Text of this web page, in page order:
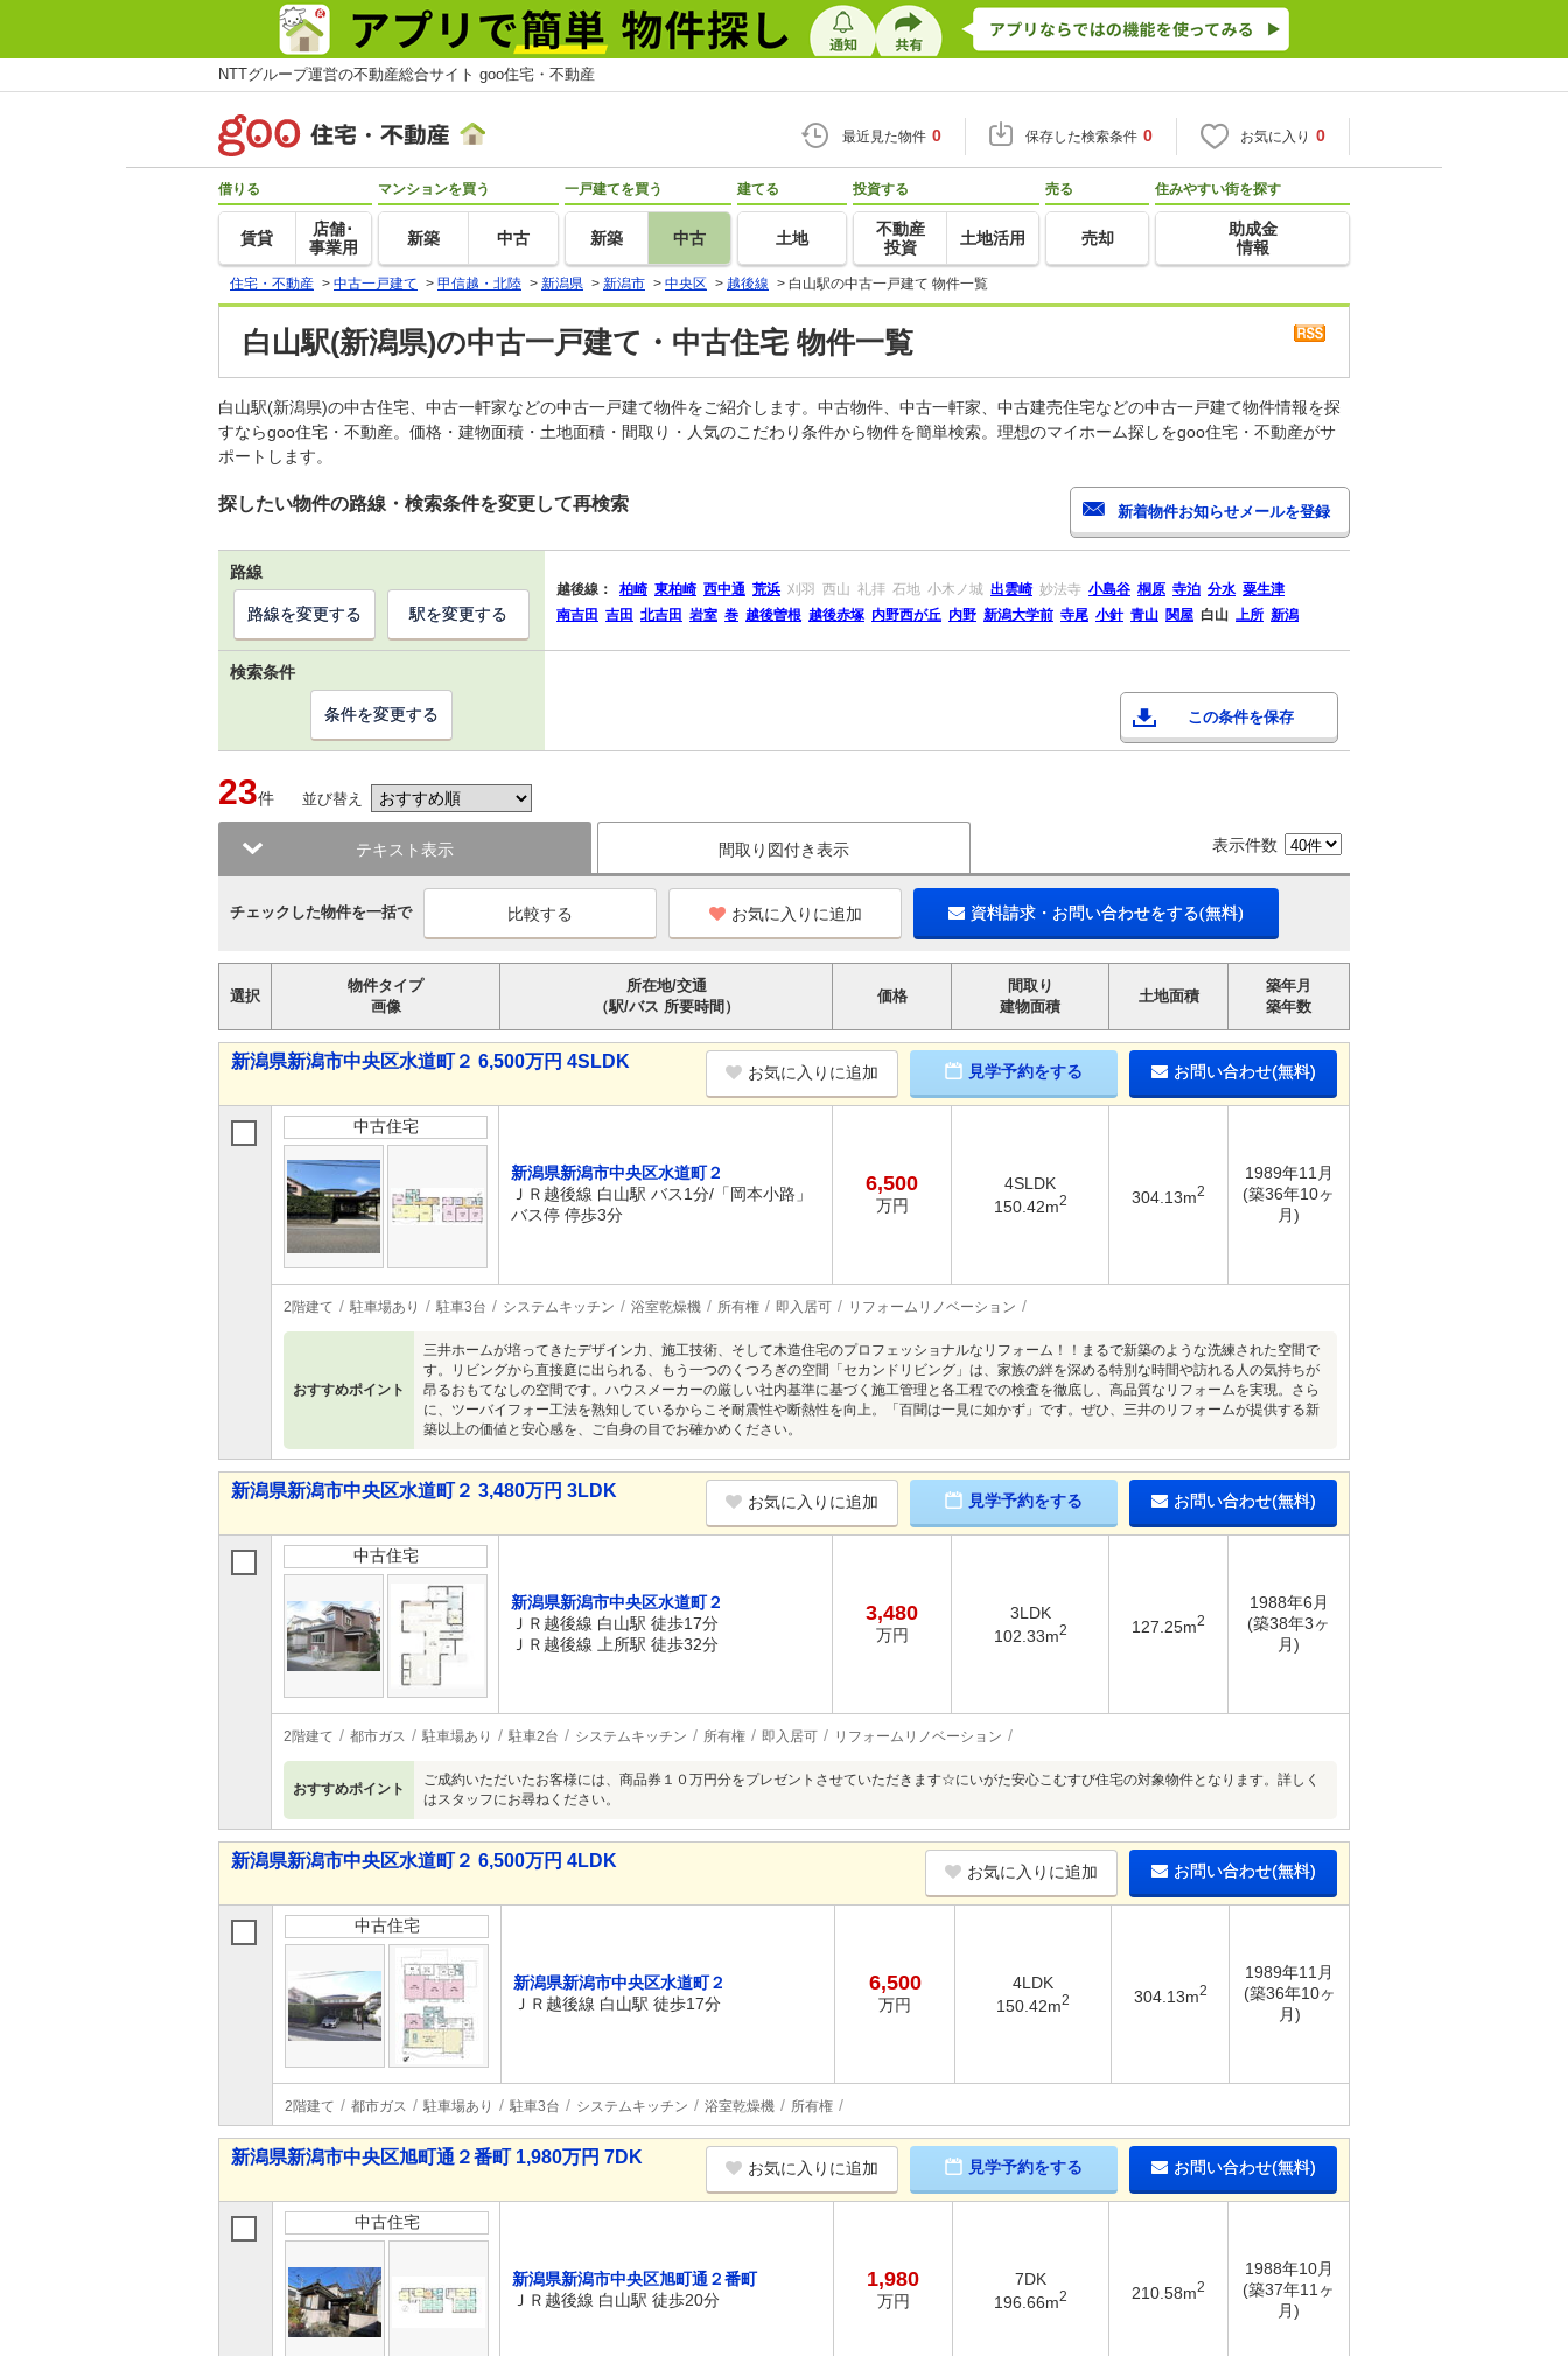
NTTグループ運営の不動産総合サイト goo住宅・不動産
最近見た物件 0 保存した検索条件 0 お気に入り 0
借りる
賃貸
店舗･
事業用
マンションを買う
新築 中古
一戸建てを買う
新築 中古
建てる
土地
投資する
不動産
投資
土地活用
売る
売却
住みやすい街を探す
助成金
情報
住宅・不動産 > 中古一戸建て > 甲信越・北陸 > 新潟県 > 新潟市 > 中央区 > 越後線 > 白山駅の中古一戸建て 物件一覧
白山駅(新潟県)の中古一戸建て・中古住宅 物件一覧
白山駅(新潟県)の中古住宅、中古一軒家などの中古一戸建て物件をご紹介します。中古物件、中古一軒家、中古建売住宅などの中古一戸建て物件情報を探
すならgoo住宅・不動産。価格・建物面積・土地面積・間取り・人気のこだわり条件から物件を簡単検索。理想のマイホーム探しをgoo住宅・不動産がサ
ポートします。
探したい物件の路線・検索条件を変更して再検索
路線
越後線： 柏崎 東柏崎 西中通 荒浜 刈羽 西山 礼拝 石地 小木ノ城 出雲崎 妙法寺 小島谷 桐原 寺泊 分水 粟生津
南吉田 吉田 北吉田 岩室 巻 越後曽根 越後赤塚 内野西が丘 内野 新潟大学前 寺尾 小針 青山 関屋 白山 上所 新潟
路線を変更する 駅を変更する
検索条件
この条件を保存
条件を変更する
23件 並び替え
テキスト表示 間取り図付き表示 表示件数
チェックした物件を一括で お気に入りに追加 資料請求・お問い合わせをする(無料)
選択
物件タイプ
画像
所在地/交通
（駅/バス 所要時間）
価格
間取り
建物面積
土地面積
築年月
築年数
新潟県新潟市中央区水道町２ 6,500万円 4SLDK
お気に入りに追加 見学予約をする お問い合わせ(無料)
中古住宅
新潟県新潟市中央区水道町２
ＪＲ越後線 白山駅 バス1分/「岡本小路」
バス停 停歩3分
6,500
万円
4SLDK
150.42m2 304.13m2
1989年11月
(築36年10ヶ
月)
2階建て 駐車場あり 駐車3台 システムキッチン 浴室乾燥機 所有権 即入居可 リフォームリノベーション
おすすめポイント
三井ホームが培ってきたデザイン力、施工技術、そして木造住宅のプロフェッショナルなリフォーム！！まるで新築のような洗練された空間で
す。リビングから直接庭に出られる、もう一つのくつろぎの空間「セカンドリビング」は、家族の絆を深める特別な時間や訪れる人の気持ちが
昂るおもてなしの空間です。ハウスメーカーの厳しい社内基準に基づく施工管理と各工程での検査を徹底し、高品質なリフォームを実現。さら
に、ツーバイフォー工法を熟知しているからこそ耐震性や断熱性を向上。「百聞は一見に如かず」です。ぜひ、三井のリフォームが提供する新
築以上の価値と安心感を、ご自身の目でお確かめください。
新潟県新潟市中央区水道町２ 3,480万円 3LDK
お気に入りに追加 見学予約をする お問い合わせ(無料)
中古住宅
新潟県新潟市中央区水道町２
ＪＲ越後線 白山駅 徒歩17分
ＪＲ越後線 上所駅 徒歩32分
3,480
万円
3LDK
102.33m2 127.25m2
1988年6月
(築38年3ヶ
月)
2階建て 都市ガス 駐車場あり 駐車2台 システムキッチン 所有権 即入居可 リフォームリノベーション
おすすめポイント
ご成約いただいたお客様には、商品券１０万円分をプレゼントさせていただきます☆にいがた安心こむすび住宅の対象物件となります。詳しく
はスタッフにお尋ねください。
新潟県新潟市中央区水道町２ 6,500万円 4LDK
お気に入りに追加 お問い合わせ(無料)
中古住宅
新潟県新潟市中央区水道町２
ＪＲ越後線 白山駅 徒歩17分
6,500
万円
4LDK
150.42m2 304.13m2
1989年11月
(築36年10ヶ
月)
2階建て 都市ガス 駐車場あり 駐車3台 システムキッチン 浴室乾燥機 所有権
新潟県新潟市中央区旭町通２番町 1,980万円 7DK
お気に入りに追加 見学予約をする お問い合わせ(無料)
中古住宅
新潟県新潟市中央区旭町通２番町
ＪＲ越後線 白山駅 徒歩20分
1,980
万円
7DK
196.66m2 210.58m2
1988年10月
(築37年11ヶ
月)